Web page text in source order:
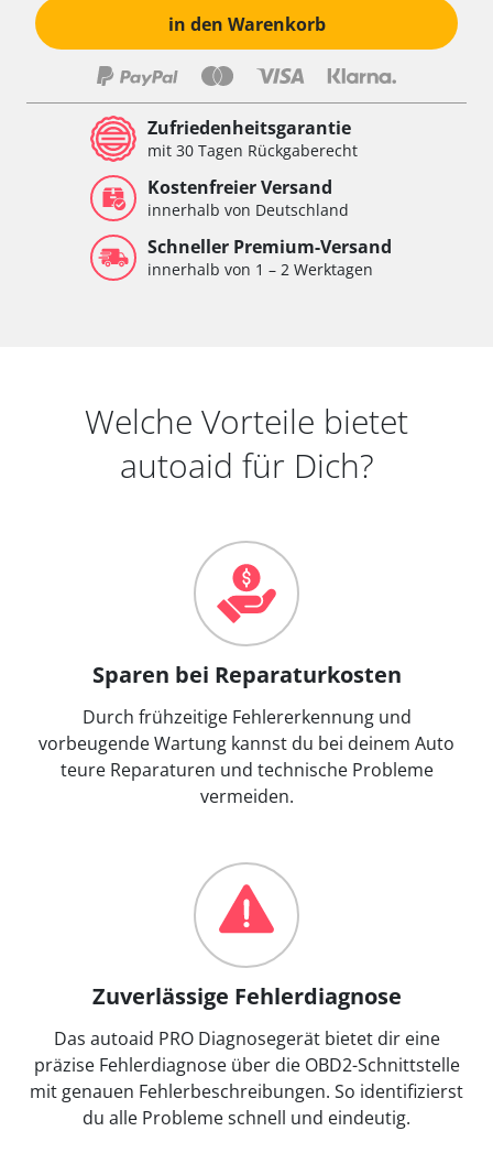
in den Warenkorb
Zufriedenheitsgarantie
mit 30 Tagen Rückgaberecht
Kostenfreier Versand
innerhalb von Deutschland
Schneller Premium-Versand
innerhalb von 1 – 2 Werktagen
Welche Vorteile bietet
autoaid für Dich?
Sparen bei Reparaturkosten
Durch frühzeitige Fehlererkennung und
vorbeugende Wartung kannst du bei deinem Auto
teure Reparaturen und technische Probleme
vermeiden.
Zuverlässige Fehlerdiagnose
Das autoaid PRO Diagnosegerät bietet dir eine
präzise Fehlerdiagnose über die OBD2-Schnittstelle
mit genauen Fehlerbeschreibungen. So identifizierst
du alle Probleme schnell und eindeutig.